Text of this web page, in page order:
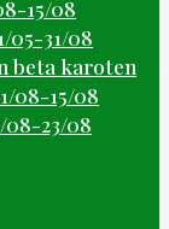
15/08
05-31/08
beta karoten
08-15/08
08-23/08